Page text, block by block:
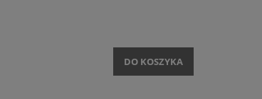
DO KOSZYKA